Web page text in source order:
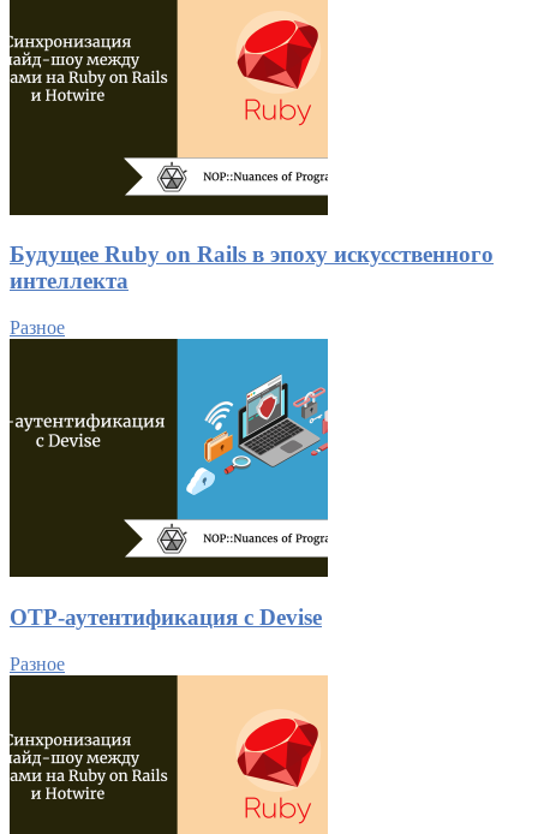
Будущее Ruby on Rails в эпоху искусственного
интеллекта
Разное
OTP-аутентификация c Devise
Разное